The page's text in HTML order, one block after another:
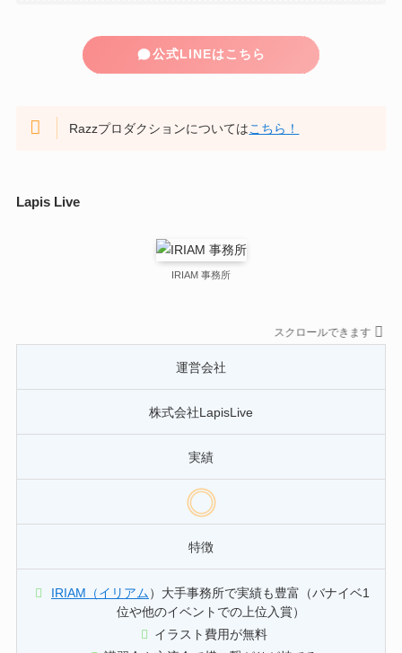
公式LINEはこちら
Razzプロダクションについてはこちら！
Lapis Live
IRIAM 事務所
スクロールできます
運営会社
株式会社LapisLive
実績
特徴
IRIAM（イリアム）大手事務所で実績も豊富（バナイベ1
位や他のイベントでの上位入賞）
イラスト費用が無料